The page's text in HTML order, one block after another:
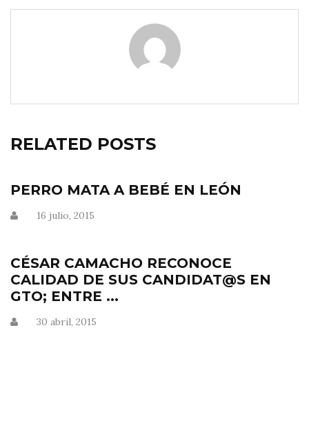
RELATED POSTS
PERRO MATA A BEBÉ EN LEÓN
16 julio, 2015
CÉSAR CAMACHO RECONOCE
CALIDAD DE SUS CANDIDAT@S EN
GTO; ENTRE ...
30 abril, 2015